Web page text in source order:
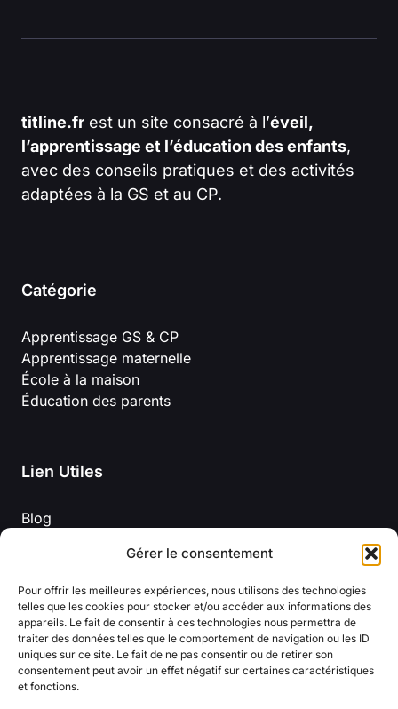
Gérer le consentement
Pour offrir les meilleures expériences, nous utilisons des technologies
telles que les cookies pour stocker et/ou accéder aux informations des
appareils. Le fait de consentir à ces technologies nous permettra de
traiter des données telles que le comportement de navigation ou les ID
uniques sur ce site. Le fait de ne pas consentir ou de retirer son
consentement peut avoir un effet négatif sur certaines caractéristiques
et fonctions.
titline.fr est un site consacré à l’éveil,
l’apprentissage et l’éducation des enfants,
avec des conseils pratiques et des activités
adaptées à la GS et au CP.
Catégorie
Apprentissage GS & CP
Apprentissage maternelle
École à la maison
Éducation des parents
Lien Utiles
Blog
À propos de nous
Politique de confidentialité
Conditions Générales D’Utilisation